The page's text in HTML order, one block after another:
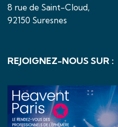
8 rue de Saint-Cloud,
92150 Suresnes
REJOIGNEZ-NOUS SUR :